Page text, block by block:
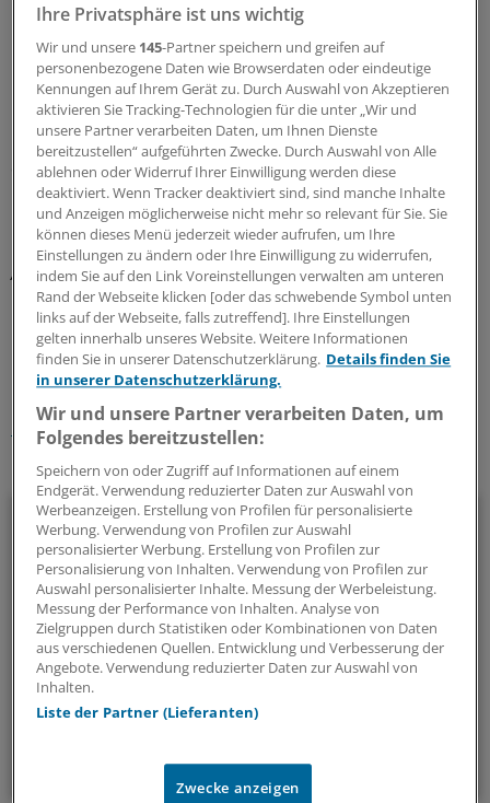
Damit ist die Unterbrechung beendet und der BGH kann
nun abschließend entscheiden, heißt es in dem
Karlsruher Beschluss.
Dabei könne die Wiederaufnahme des Verfahrens "auch
durch einen einzelnen Miterben erfolgen". Laut Gesetz
kann ohnehin "jeder Miterbe nur die Leistung an alle
Erben fordern".
Az.: X ZR 94/11
Schlagworte:
Recht
Ihr Newsletter zum Thema
Beruf & Alltag
Die Sonntagslektüre: Lesen Sie Wissenswertes und
Nützliches für Ihre tägliche Arbeit, lassen Sie sich von
Kolleginnen und Kollegen inspirieren - und seien Sie immer
einen Schritt voraus.
wöchentlich (Sonntag)
Zum Abonnieren bitte anmelden
Ihre Privatsphäre ist uns wichtig
Wir und unsere 145-Partner speichern und greifen auf
personenbezogene Daten wie Browserdaten oder eindeutige
Kennungen auf Ihrem Gerät zu. Durch Auswahl von Akzeptieren
aktivieren Sie Tracking-Technologien für die unter „Wir und
unsere Partner verarbeiten Daten, um Ihnen Dienste
bereitzustellen“ aufgeführten Zwecke. Durch Auswahl von Alle
ablehnen oder Widerruf Ihrer Einwilligung werden diese
deaktiviert. Wenn Tracker deaktiviert sind, sind manche Inhalte
und Anzeigen möglicherweise nicht mehr so relevant für Sie. Sie
können dieses Menü jederzeit wieder aufrufen, um Ihre
Einstellungen zu ändern oder Ihre Einwilligung zu widerrufen,
indem Sie auf den Link Voreinstellungen verwalten am unteren
Rand der Webseite klicken [oder das schwebende Symbol unten
links auf der Webseite, falls zutreffend]. Ihre Einstellungen
gelten innerhalb unseres Website. Weitere Informationen
finden Sie in unserer Datenschutzerklärung. Details finden Sie
in unserer Datenschutzerklärung.
Wir und unsere Partner verarbeiten Daten, um
Folgendes bereitzustellen:
Speichern von oder Zugriff auf Informationen auf einem
Endgerät. Verwendung reduzierter Daten zur Auswahl von
Werbeanzeigen. Erstellung von Profilen für personalisierte
Werbung. Verwendung von Profilen zur Auswahl
personalisierter Werbung. Erstellung von Profilen zur
Personalisierung von Inhalten. Verwendung von Profilen zur
Auswahl personalisierter Inhalte. Messung der Werbeleistung.
Messung der Performance von Inhalten. Analyse von
Zielgruppen durch Statistiken oder Kombinationen von Daten
aus verschiedenen Quellen. Entwicklung und Verbesserung der
Angebote. Verwendung reduzierter Daten zur Auswahl von
Inhalten.
Liste der Partner (Lieferanten)
Zwecke anzeigen